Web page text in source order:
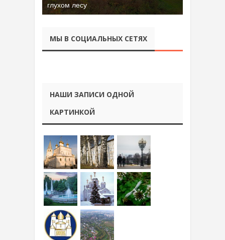
глухом лесу
МЫ В СОЦИАЛЬНЫХ СЕТЯХ
НАШИ ЗАПИСИ ОДНОЙ
КАРТИНКОЙ